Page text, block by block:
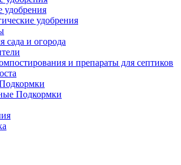
удобрения
сада и огорода
и препараты для септиков
Подкормки